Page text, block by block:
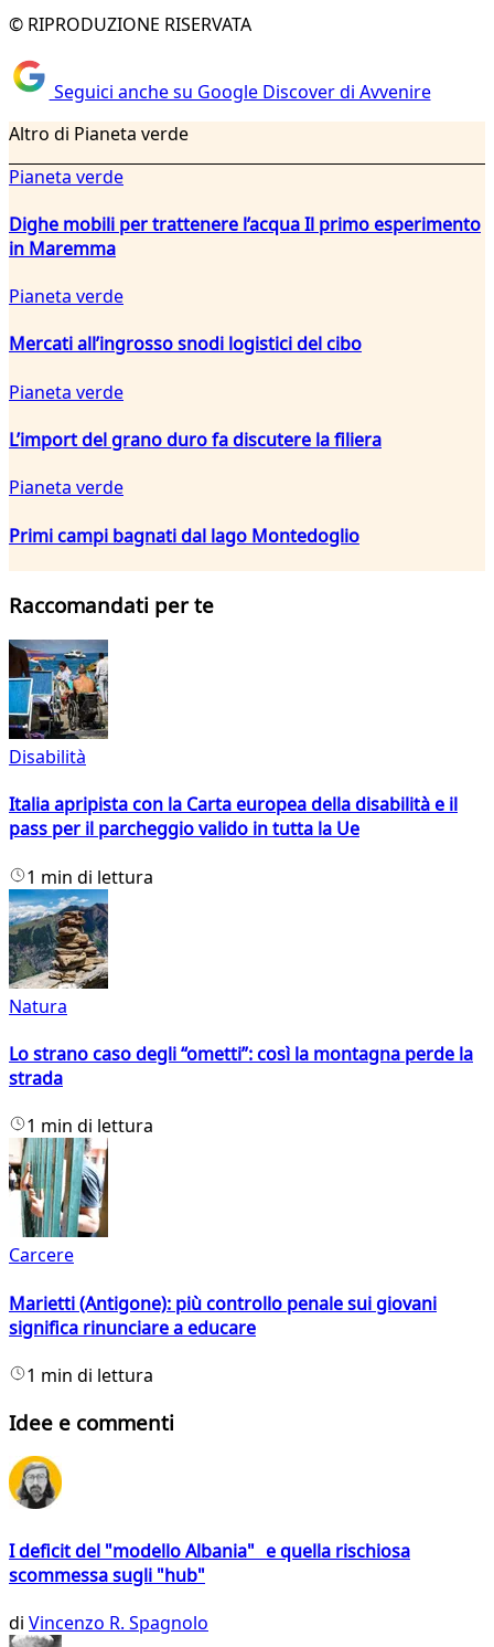
© RIPRODUZIONE RISERVATA
Seguici anche su Google Discover di Avvenire
Altro di Pianeta verde
Pianeta verde
Dighe mobili per trattenere l’acqua Il primo esperimento
in Maremma
Pianeta verde
Mercati all’ingrosso snodi logistici del cibo
Pianeta verde
L’import del grano duro fa discutere la filiera
Pianeta verde
Primi campi bagnati dal lago Montedoglio
Raccomandati per te
Disabilità
Italia apripista con la Carta europea della disabilità e il
pass per il parcheggio valido in tutta la Ue
1 min di lettura
Natura
Lo strano caso degli “ometti”: così la montagna perde la
strada
1 min di lettura
Carcere
Marietti (Antigone): più controllo penale sui giovani
significa rinunciare a educare
1 min di lettura
Idee e commenti
I deficit del "modello Albania" e quella rischiosa
scommessa sugli "hub"
di Vincenzo R. Spagnolo